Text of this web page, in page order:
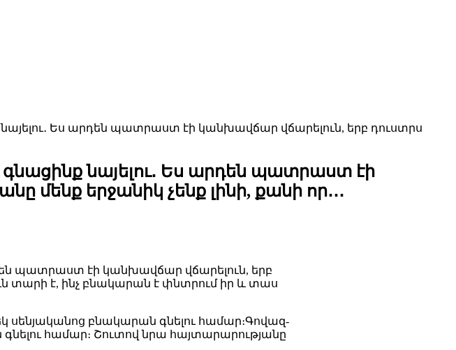
Ես արդեն պատրաստ էի կանխավճար վճարելուն, երբ դուստրս
նայելու․ Ես արդեն պատրաստ էի
մենք երջանիկ չենք լինի, քանի որ․․․
պատրաստ էի կանխավճար վճարելուն, երբ
տարի է, ինչ բնակարան է փնտրում իր և տաս
սենյականոց բնակարան գնելու համար։Գովազ-
համար։ Շուտով նրա հայտարարությանը